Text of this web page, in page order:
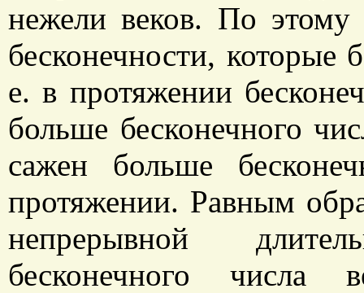
нежели веков. По
бесконечности, которые
е. в протяжении
больше бесконечного
сажен больше
протяжении. Равным
непрерывной
бесконечного числа